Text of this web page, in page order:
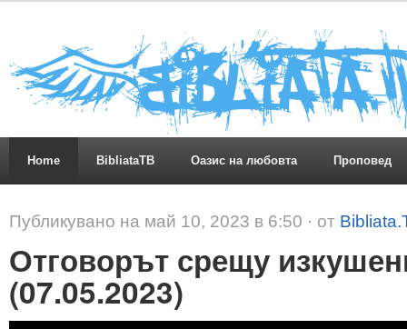
Home BibliataTB Оазис на любовта Проповед
Публикувано на май 10, 2023 в 6:50 · от
Отговорът срещу
(07.05.2023)